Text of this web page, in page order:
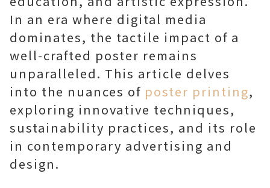
In an era where digital media
dominates, the tactile impact of a
well-crafted poster remains
unparalleled. This article delves
into the nuances of poster printing,
exploring innovative techniques,
sustainability practices, and its role
in contemporary advertising and
design.